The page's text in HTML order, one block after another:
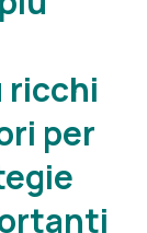
ricchi
per